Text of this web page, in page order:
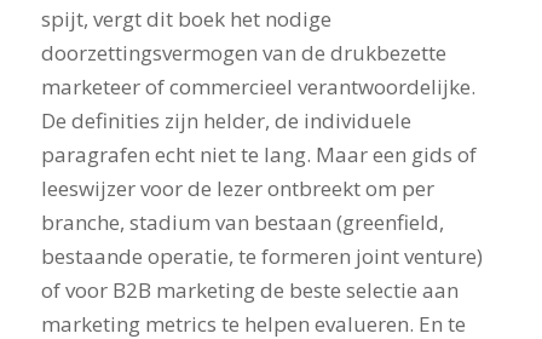
spijt, vergt dit boek het nodige
doorzettingsvermogen van de drukbezette
marketeer of commercieel verantwoordelijke.
De definities zijn helder, de individuele
paragrafen echt niet te lang. Maar een gids of
leeswijzer voor de lezer ontbreekt om per
branche, stadium van bestaan (greenfield,
bestaande operatie, te formeren joint venture)
of voor B2B marketing de beste selectie aan
marketing metrics te helpen evalueren. En te